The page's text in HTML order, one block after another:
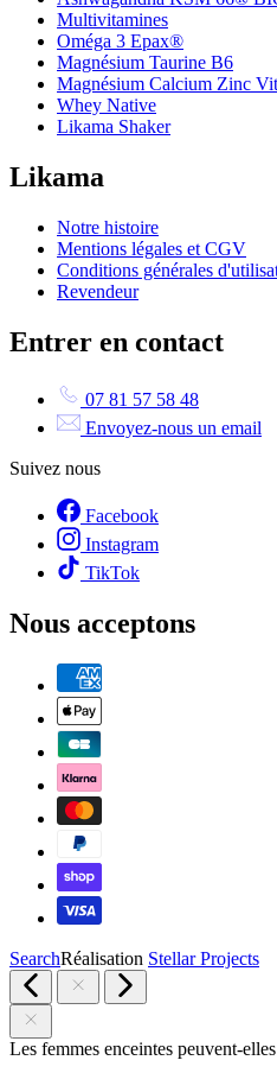
Multivitamines
Oméga 3 Epax®
Magnésium Taurine B6
Magnésium Calcium Zinc
Whey Native
Likama Shaker
Likama
Notre histoire
Mentions légales et CGV
Conditions générales
Revendeur
Entrer en contact
07 81 57 58 48
Envoyez-nous un email
Suivez nous
Facebook
Instagram
TikTok
Nous acceptons
SearchRéalisation Stellar Projects
Les femmes enceintes peuvent-